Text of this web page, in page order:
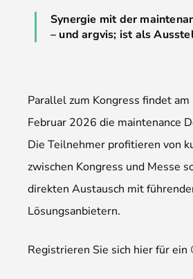
Synergie mit der
– und argvis; ist als
Parallel zum Kongress findet
Februar 2026 die maintenance
Die Teilnehmer profitieren von
zwischen Kongress und Messe
direkten Austausch mit
Lösungsanbietern.
Registrieren Sie sich hier für ein